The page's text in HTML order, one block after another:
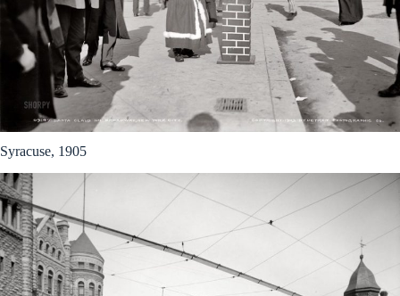
Syracuse, 1905